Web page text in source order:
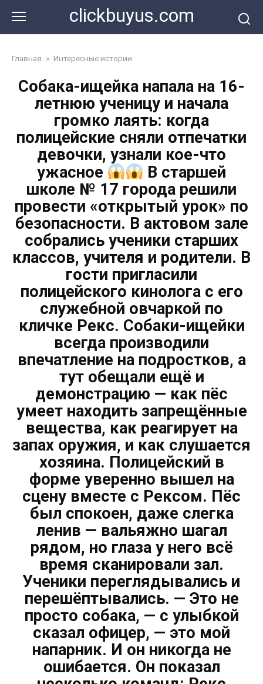
контенту
clickbuyus.com
Главная » Интересные истории
Собака-ищейка напала на 16-
летнюю ученицу и начала
громко лаять: когда
полицейские сняли отпечатки
девочки, узнали кое-что
ужасное
В старшей
школе № 17 города решили
провести «открытый урок» по
безопасности. В актовом зале
собрались ученики старших
классов, учителя и родители. В
гости пригласили
полицейского кинолога с его
служебной овчаркой по
кличке Рекс. Собаки-ищейки
всегда производили
впечатление на подростков, а
тут обещали ещё и
демонстрацию — как пёс
умеет находить запрещённые
вещества, как реагирует на
запах оружия, и как слушается
хозяина. Полицейский в
форме уверенно вышел на
сцену вместе с Рексом. Пёс
был спокоен, даже слегка
ленив — вальяжно шагал
рядом, но глаза у него всё
время сканировали зал.
Ученики переглядывались и
перешёптывались. — Это не
просто собака, — с улыбкой
сказал офицер, — это мой
напарник. И он никогда не
ошибается. Он показал